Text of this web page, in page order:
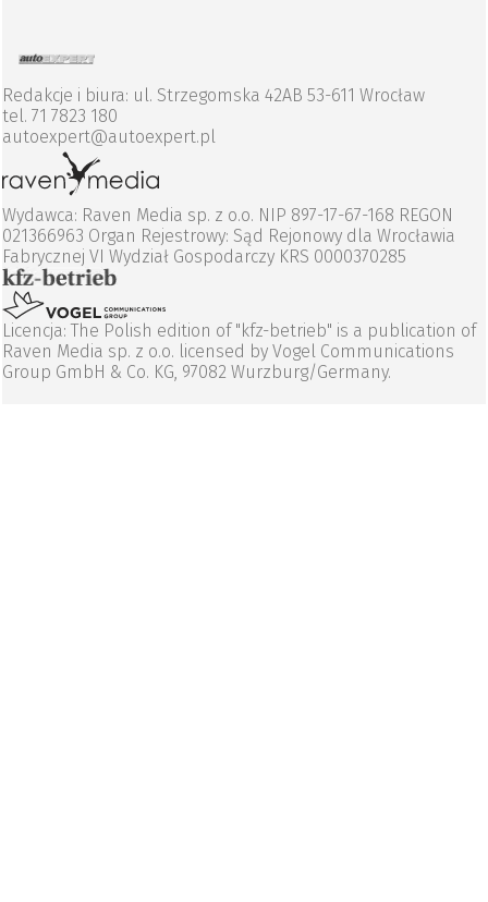
Redakcje i biura: ul. Strzegomska 42AB 53-611 Wrocław
tel. 71 7823 180
autoexpert@autoexpert.pl
Wydawca: Raven Media sp. z o.o. NIP 897-17-67-168 REGON
021366963 Organ Rejestrowy: Sąd Rejonowy dla Wrocławia
Fabrycznej VI Wydział Gospodarczy KRS 0000370285
Licencja: The Polish edition of "kfz-betrieb" is a publication of
Raven Media sp. z o.o. licensed by Vogel Communications
Group GmbH & Co. KG, 97082 Wurzburg/Germany.